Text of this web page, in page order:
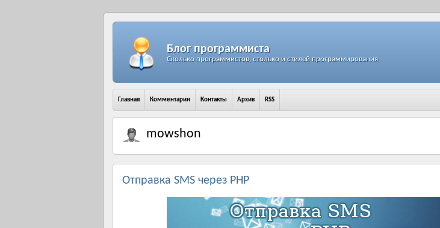
Блог программиста
Сколько программистов, столько и стилей программирования
Главная Комментарии Контакты Архив RSS
mowshon
Отправка SMS через PHP